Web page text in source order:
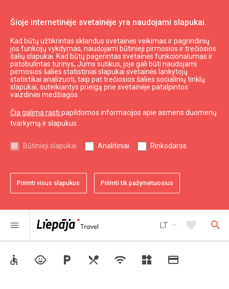
Šioje internetinėje svetainėje yra naudojami slapukai.
Kad būtų užtikrintas sklandus svetainės veikimas ir pagrindinių
jos funkcijų vykdymas, naudojami būtinieji pirmosios ir trečiosios
šalių slapukai. Kad būtų pagerintas svetainės funkcionalumas ir
patobulintas turinys, Jums sutikus, joje gali būti naudojami
pirmosios šalies statistiniai slapukai svetainės lankytojų
statistikai analizuoti, taip pat trečiosios šalies socialinių tinklų
slapukai, suteikiantys prieigą prie svetainėje patalpintos
vaizdinės medžiagos.
Čia galima rasti papildomos informacijos apie asmens duomenų
tvarkymą ir slapukus.
Būtinieji slapukai Analitiniai Rinkodaros
Priimti visus slapukus Priimti tik pažymėtuosius
menu LT arrow_drop_down favorite search
Valgyti ir gerti Patalpos šventėms
Sporto ir pramogų centras "Drift Arena"
accessible child_care local_parking restaurant_menu wifi widgets credit_card